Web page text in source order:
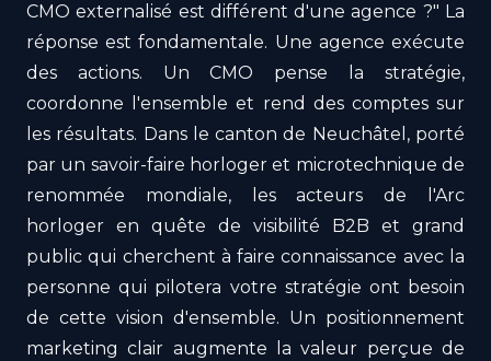
CMO externalisé est différent d'une agence ?" La
réponse est fondamentale. Une agence exécute
des actions. Un CMO pense la stratégie,
coordonne l'ensemble et rend des comptes sur
les résultats. Dans le canton de Neuchâtel, porté
par un savoir-faire horloger et microtechnique de
renommée mondiale, les acteurs de l'Arc
horloger en quête de visibilité B2B et grand
public qui cherchent à faire connaissance avec la
personne qui pilotera votre stratégie ont besoin
de cette vision d'ensemble. Un positionnement
marketing clair augmente la valeur perçue de